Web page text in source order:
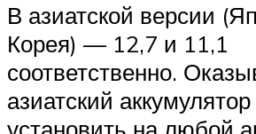
В азиатской версии
Корея) — 12,7 и 11,1
соответственно.
азиатский